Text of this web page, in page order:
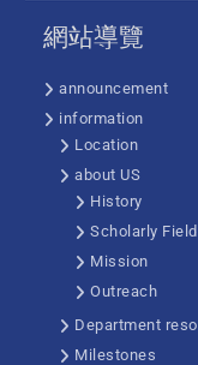
網站導覽
announcement
information
Location
about US
History
Scholarly
Mission
Outreach
Department
Milestones